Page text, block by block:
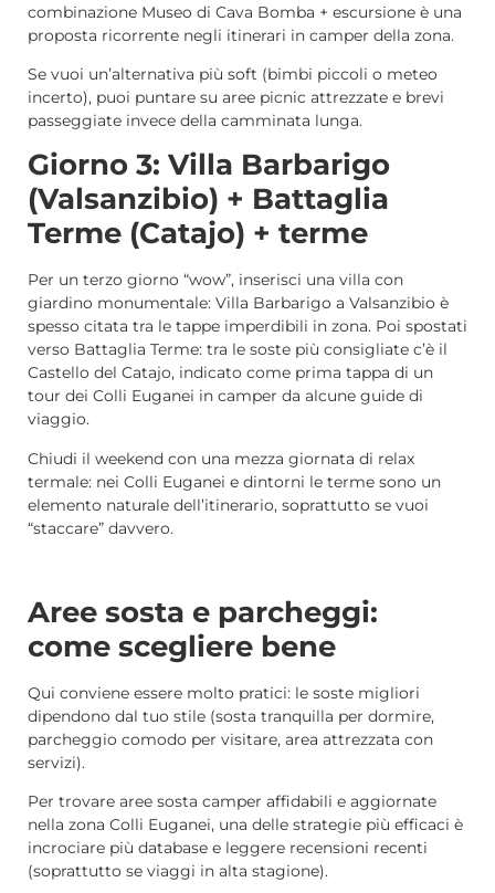
combinazione Museo di Cava Bomba + escursione è una
proposta ricorrente negli itinerari in camper della zona.
Se vuoi un’alternativa più soft (bimbi piccoli o meteo
incerto), puoi puntare su aree picnic attrezzate e brevi
passeggiate invece della camminata lunga.
Giorno 3: Villa Barbarigo
(Valsanzibio) + Battaglia
Terme (Catajo) + terme
Per un terzo giorno “wow”, inserisci una villa con
giardino monumentale: Villa Barbarigo a Valsanzibio è
spesso citata tra le tappe imperdibili in zona. Poi spostati
verso Battaglia Terme: tra le soste più consigliate c’è il
Castello del Catajo, indicato come prima tappa di un
tour dei Colli Euganei in camper da alcune guide di
viaggio.
Chiudi il weekend con una mezza giornata di relax
termale: nei Colli Euganei e dintorni le terme sono un
elemento naturale dell’itinerario, soprattutto se vuoi
“staccare” davvero.
Aree sosta e parcheggi:
come scegliere bene
Qui conviene essere molto pratici: le soste migliori
dipendono dal tuo stile (sosta tranquilla per dormire,
parcheggio comodo per visitare, area attrezzata con
servizi).
Per trovare aree sosta camper affidabili e aggiornate
nella zona Colli Euganei, una delle strategie più efficaci è
incrociare più database e leggere recensioni recenti
(soprattutto se viaggi in alta stagione).